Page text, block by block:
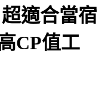
適合當宿
CP值工